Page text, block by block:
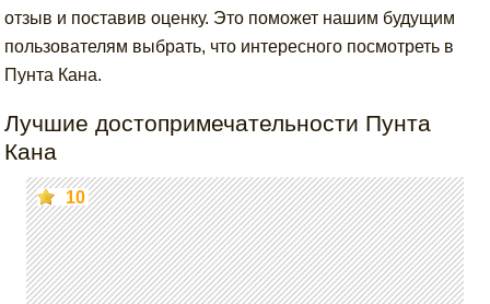
отзыв и поставив оценку. Это поможет нашим будущим
пользователям выбрать, что интересного посмотреть в
Пунта Кана.
Лучшие достопримечательности Пунта
Кана
10